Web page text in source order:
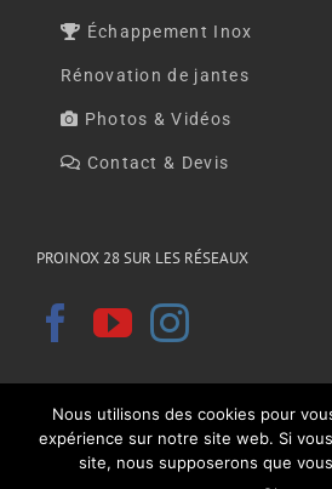
Échappement Inox
Rénovation de jantes
Photos & Vidéos
Contact & Devis
PROINOX 28 SUR LES RÉSEAUX
Nous utilisons des cookies pour
expérience sur notre site web. Si
site, nous supposerons que